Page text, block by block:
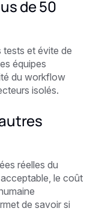
de 50
tests et évite de
équipes
du workflow
isolés.
réelles du
le coût
de savoir si